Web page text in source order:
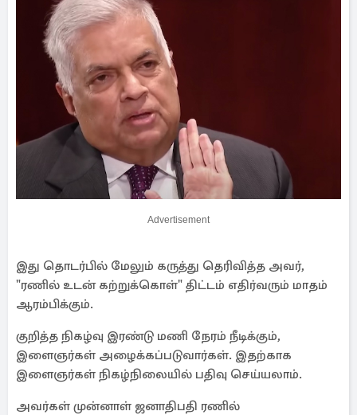
Advertisement
இது தொடர்பில் மேலும் கருத்து தெரிவித்த அவர்,
"ரணில் உடன் கற்றுக்கொள்" திட்டம் எதிர்வரும் மாதம்
ஆரம்பிக்கும்.
குறித்த நிகழ்வு இரண்டு மணி நேரம் நீடிக்கும்,
இளைஞர்கள் அழைக்கப்படுவார்கள். இதற்காக
இளைஞர்கள் நிகழ்நிலையில் பதிவு செய்யலாம்.
அவர்கள் முன்னாள் ஜனாதிபதி ரணில்